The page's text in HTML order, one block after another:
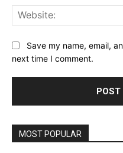
Save my name, email,
next time I comment.
MOST POPULAR